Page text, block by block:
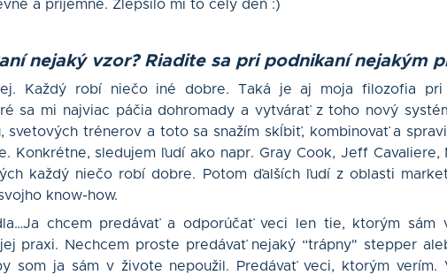
a príjemné. Zlepšilo mi to celý deň :)
nejaký vzor? Riadite sa pri podnikaní nejakým
Každý robí niečo iné dobre. Taká je aj moja filozofia pri
sa mi najviac páčia dohromady a vytvárať z toho nový
svetových trénerov a toto sa snažím skĺbiť, kombinovať a
Konkrétne, sledujem ľudí ako napr. Gray Cook, Jeff Cavaliere,
každý niečo robí dobre. Potom ďalších ľudí z oblasti
know-how.
chcem predávať a odporúčať veci len tie, ktorým sám
praxi. Nechcem proste predávať nejaký “trápny" stepper
som ja sám v živote nepoužil. Predávať veci, ktorým